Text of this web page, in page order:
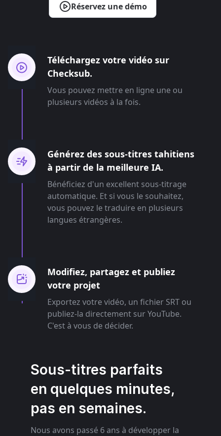
Réservez une démo
Téléchargez votre vidéo sur
Checksub.
Vous pouvez mettre en ligne une ou
plusieurs vidéos à la fois.
Générez des sous-titres tahitiens
à partir de la meilleure IA.
Bénéficiez d'un excellent sous-titrage
automatique. Et si vous le souhaitez,
vous pouvez le traduire en plusieurs
langues étrangères.
Modifiez, partagez et publiez
votre projet
Exportez votre vidéo, un fichier SRT ou
publiez-la directement sur YouTube.
C'est à vous de décider.
Sous-titres parfaits
en quelques minutes,
pas en semaines.
Nous avons passé 6 ans à développer la